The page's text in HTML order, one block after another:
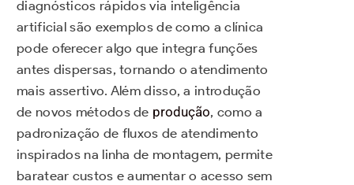
diagnósticos rápidos via inteligência
artificial são exemplos de como a clínica
pode oferecer algo que integra funções
antes dispersas, tornando o atendimento
mais assertivo. Além disso, a introdução
de novos métodos de produção, como a
padronização de fluxos de atendimento
inspirados na linha de montagem, permite
baratear custos e aumentar o acesso sem